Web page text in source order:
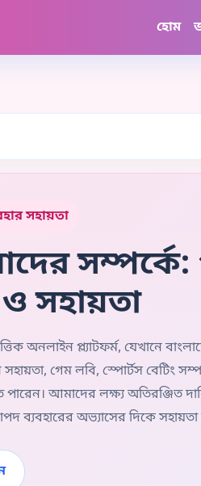
হোম
সহায়তা
সম্পর্কে:
ও সহায়তা
অনলাইন প্ল্যাটফর্ম, যেখানে
গেম লবি, স্পোর্টস বেটিং
পারেন। আমাদের লক্ষ্য অতিরঞ্জিত
ব্যবহারের অভ্যাসের দিকে সহায়তা